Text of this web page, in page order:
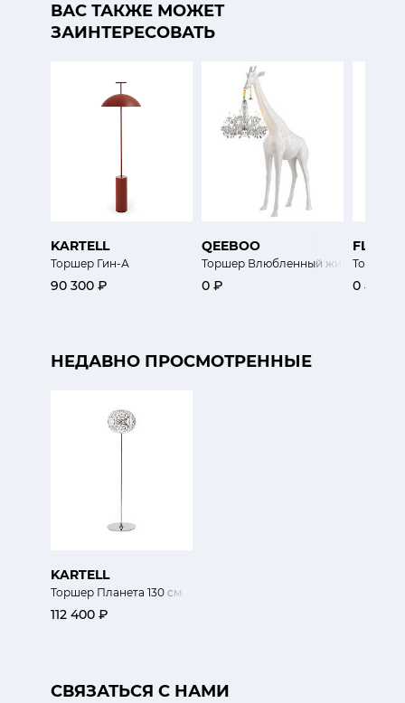
ВАС ТАКЖЕ МОЖЕТ
ЗАИНТЕРЕСОВАТЬ
KARTELL
Торшер Гин-А
90 300 ₽
QEEBOO
Торшер Влюбленный жираф XL
0 ₽
FLOS
Торшер
0 ₽
НЕДАВНО ПРОСМОТРЕННЫЕ
KARTELL
Торшер Планета 130 см
112 400 ₽
CВЯЗАТЬСЯ С НАМИ